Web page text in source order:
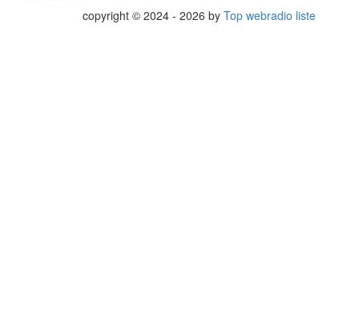
copyright © 2024 - 2026 by Top webradio liste